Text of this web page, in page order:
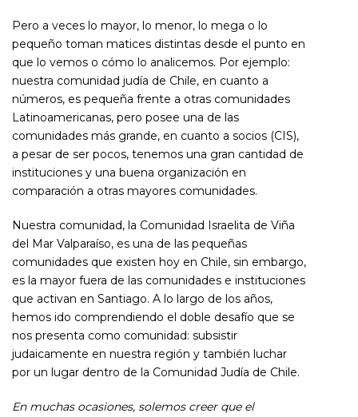
Pero a veces lo mayor, lo menor, lo mega o lo
pequeño toman matices distintas desde el punto en
que lo vemos o cómo lo analicemos. Por ejemplo:
nuestra comunidad judía de Chile, en cuanto a
números, es pequeña frente a otras comunidades
Latinoamericanas, pero posee una de las
comunidades más grande, en cuanto a socios (CIS),
a pesar de ser pocos, tenemos una gran cantidad de
instituciones y una buena organización en
comparación a otras mayores comunidades.
Nuestra comunidad, la Comunidad Israelita de Viña
del Mar Valparaíso, es una de las pequeñas
comunidades que existen hoy en Chile, sin embargo,
es la mayor fuera de las comunidades e instituciones
que activan en Santiago. A lo largo de los años,
hemos ido comprendiendo el doble desafío que se
nos presenta como comunidad: subsistir
judaicamente en nuestra región y también luchar
por un lugar dentro de la Comunidad Judía de Chile.
En muchas ocasiones, solemos creer que el